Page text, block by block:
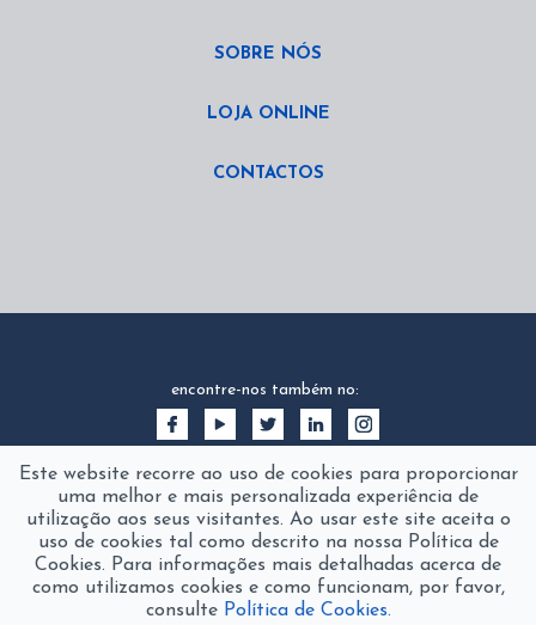
SOBRE NÓS
LOJA ONLINE
CONTACTOS
encontre-nos também no:
2016 © fanamol
Este website recorre ao uso de cookies para proporcionar
uma melhor e mais personalizada experiência de
utilização aos seus visitantes. Ao usar este site aceita o
uso de cookies tal como descrito na nossa Política de
Cookies. Para informações mais detalhadas acerca de
como utilizamos cookies e como funcionam, por favor,
consulte Política de Cookies.